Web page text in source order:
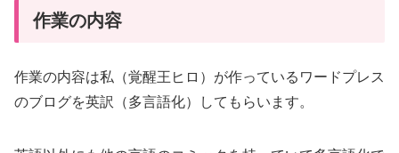
作業の内容
作業の内容は私（覚醒王ヒロ）が作っているワードプレス
のブログを英訳（多言語化）してもらいます。